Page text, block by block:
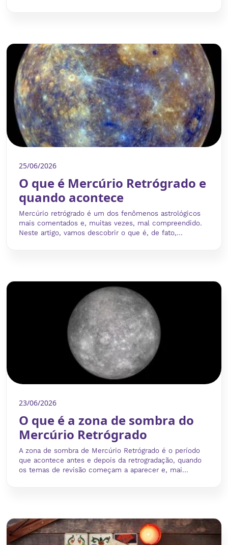
25/06/2026
O que é Mercúrio Retrógrado e
quando acontece
Mercúrio retrógrado é um dos fenômenos astrológicos
mais comentados e, muitas vezes, mal compreendido.
Neste artigo, vamos descobrir o que é, de fato,...
23/06/2026
O que é a zona de sombra do
Mercúrio Retrógrado
A zona de sombra de Mercúrio Retrógrado é o período
que acontece antes e depois da retrogradação, quando
os temas de revisão começam a aparecer e, mai...